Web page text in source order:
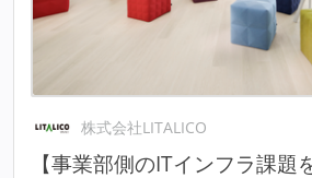
株式会社LITALICO
【事業部側のITインフラ課題